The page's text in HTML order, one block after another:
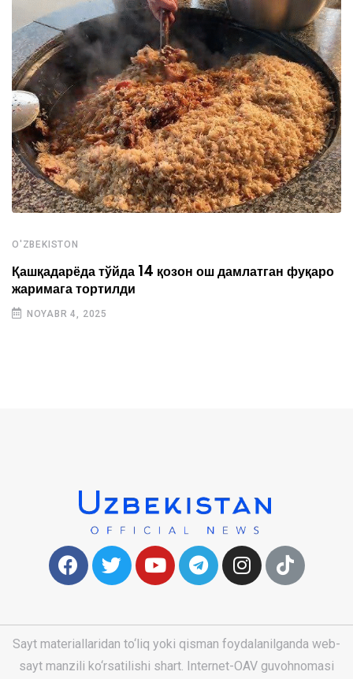
O'ZBEKISTON
Қашқадарёда тўйда 14 қозон ош дамлатган фуқаро
жаримага тортилди
NOYABR 4, 2025
Sayt materiallaridan to‘liq yoki qisman foydalanilganda web-
sayt manzili ko‘rsatilishi shart. Internet-OAV guvohnomasi